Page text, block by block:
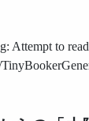
: Attempt to